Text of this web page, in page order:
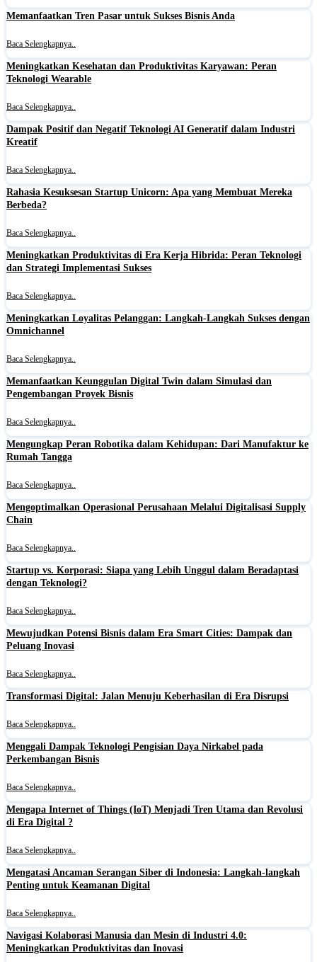
Memanfaatkan Tren Pasar untuk Sukses Bisnis Anda
Baca Selengkapnya..
Meningkatkan Kesehatan dan Produktivitas Karyawan: Peran
Teknologi Wearable
Baca Selengkapnya..
Dampak Positif dan Negatif Teknologi AI Generatif dalam Industri
Kreatif
Baca Selengkapnya..
Rahasia Kesuksesan Startup Unicorn: Apa yang Membuat Mereka
Berbeda?
Baca Selengkapnya..
Meningkatkan Produktivitas di Era Kerja Hibrida: Peran Teknologi
dan Strategi Implementasi Sukses
Baca Selengkapnya..
Meningkatkan Loyalitas Pelanggan: Langkah-Langkah Sukses dengan
Omnichannel
Baca Selengkapnya..
Memanfaatkan Keunggulan Digital Twin dalam Simulasi dan
Pengembangan Proyek Bisnis
Baca Selengkapnya..
Mengungkap Peran Robotika dalam Kehidupan: Dari Manufaktur ke
Rumah Tangga
Baca Selengkapnya..
Mengoptimalkan Operasional Perusahaan Melalui Digitalisasi Supply
Chain
Baca Selengkapnya..
Startup vs. Korporasi: Siapa yang Lebih Unggul dalam Beradaptasi
dengan Teknologi?
Baca Selengkapnya..
Mewujudkan Potensi Bisnis dalam Era Smart Cities: Dampak dan
Peluang Inovasi
Baca Selengkapnya..
Transformasi Digital: Jalan Menuju Keberhasilan di Era Disrupsi
Baca Selengkapnya..
Menggali Dampak Teknologi Pengisian Daya Nirkabel pada
Perkembangan Bisnis
Baca Selengkapnya..
Mengapa Internet of Things (IoT) Menjadi Tren Utama dan Revolusi
di Era Digital ?
Baca Selengkapnya..
Mengatasi Ancaman Serangan Siber di Indonesia: Langkah-langkah
Penting untuk Keamanan Digital
Baca Selengkapnya..
Navigasi Kolaborasi Manusia dan Mesin di Industri 4.0:
Meningkatkan Produktivitas dan Inovasi